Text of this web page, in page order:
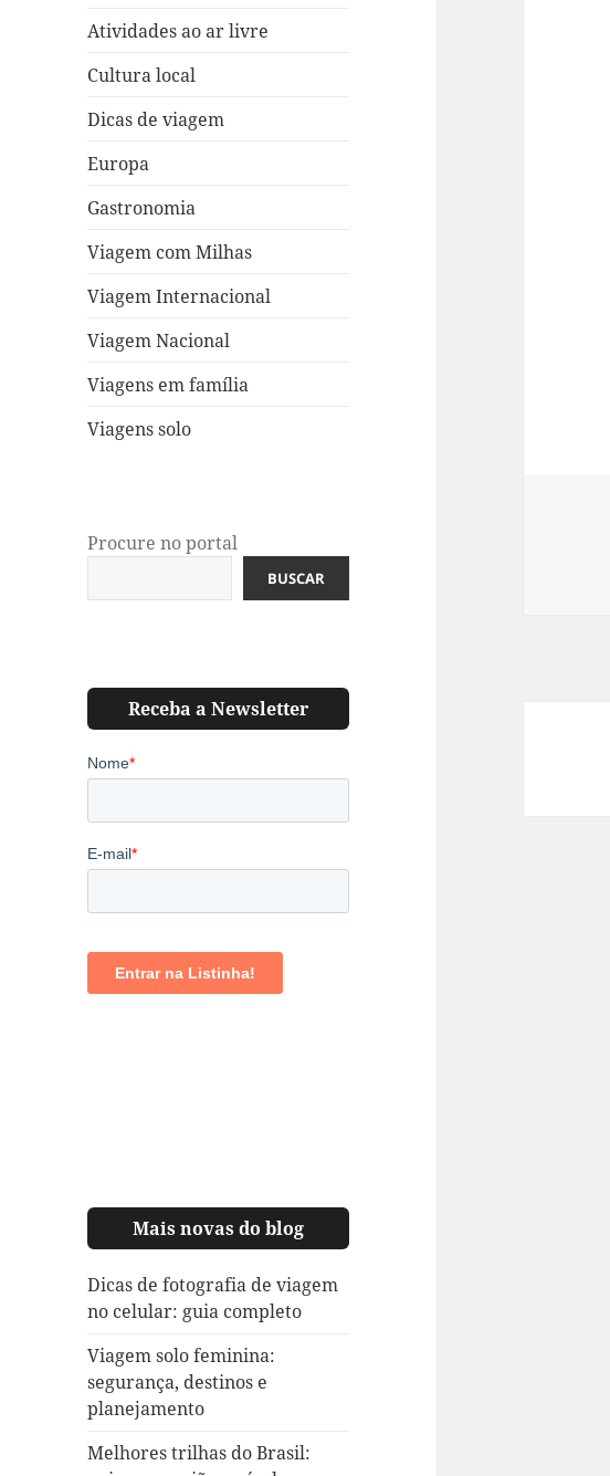
Atividades ao ar livre
Cultura local
Dicas de viagem
Europa
Gastronomia
Viagem com Milhas
Viagem Internacional
Viagem Nacional
Viagens em família
Viagens solo
Procure no portal
BUSCAR
Receba a Newsletter
Mais novas do blog
Dicas de fotografia de viagem
no celular: guia completo
Viagem solo feminina:
segurança, destinos e
planejamento
Melhores trilhas do Brasil: